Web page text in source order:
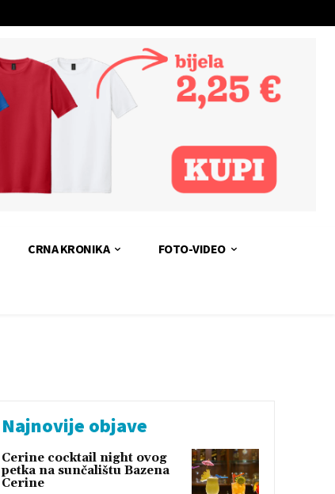
CRNA KRONIKA FOTO-VIDEO
Najnovije objave
Cerine cocktail night ovog
petka na sunčalištu Bazena
Cerine